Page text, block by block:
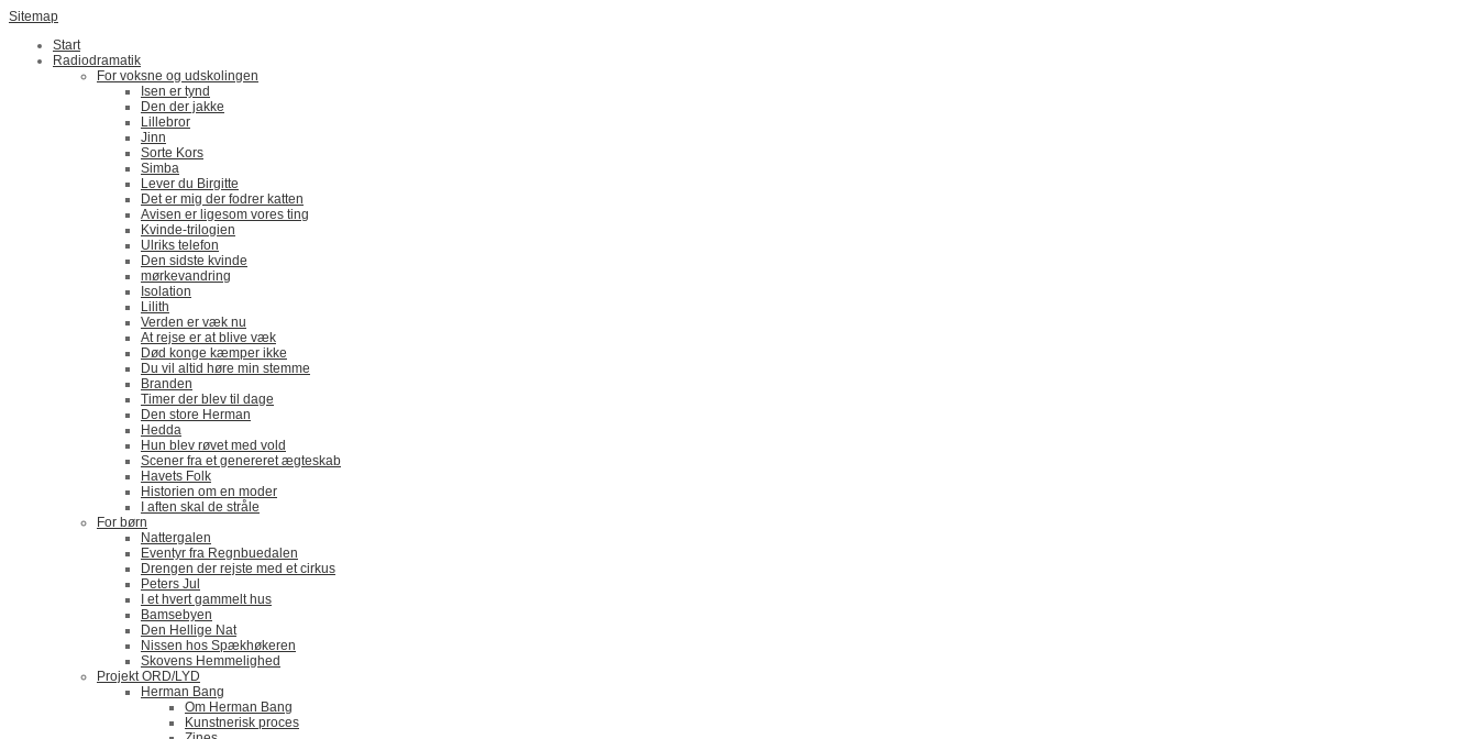
Sitemap
Start
Radiodramatik
For voksne og udskolingen
Isen er tynd
Den der jakke
Lillebror
Jinn
Sorte Kors
Simba
Lever du Birgitte
Det er mig der fodrer katten
Avisen er ligesom vores ting
Kvinde-trilogien
Ulriks telefon
Den sidste kvinde
mørkevandring
Isolation
Lilith
Verden er væk nu
At rejse er at blive væk
Død konge kæmper ikke
Du vil altid høre min stemme
Branden
Timer der blev til dage
Den store Herman
Hedda
Hun blev røvet med vold
Scener fra et genereret ægteskab
Havets Folk
Historien om en moder
I aften skal de stråle
For børn
Nattergalen
Eventyr fra Regnbuedalen
Drengen der rejste med et cirkus
Peters Jul
I et hvert gammelt hus
Bamsebyen
Den Hellige Nat
Nissen hos Spækhøkeren
Skovens Hemmelighed
Projekt ORD/LYD
Herman Bang
Om Herman Bang
Kunstnerisk proces